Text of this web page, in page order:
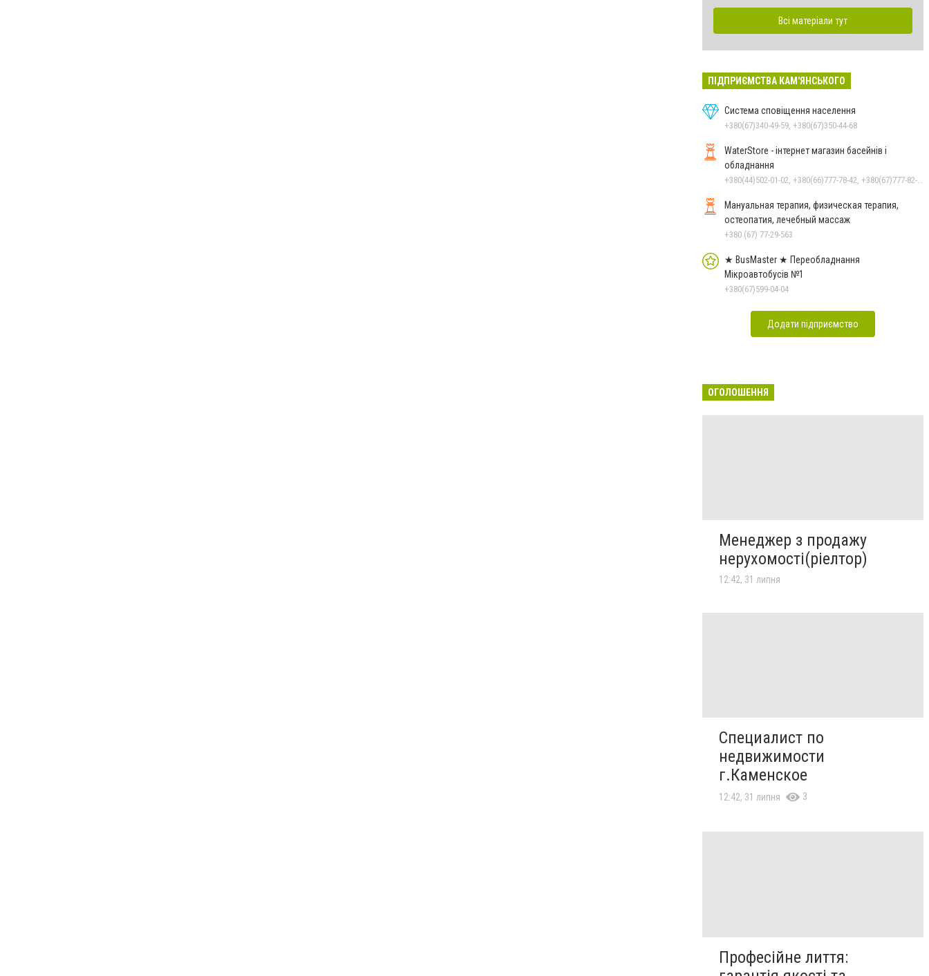
Всі матеріали тут
ПІДПРИЄМСТВА КАМ'ЯНСЬКОГО
Система сповіщення населення
+380(67)340-49-59, +380(67)350-44-68
WaterStore - інтернет магазин басейнів і
обладнання
Мануальная терапия, физическая терапия,
остеопатия, лечебный массаж
+380 (67) 77-29-563
★ BusMaster ★ Переобладнання
Мікроавтобусів №1
+380(67)599-04-04
Додати підприємство
ОГОЛОШЕННЯ
Менеджер з продажу
нерухомості(ріелтор)
12:42, 31 липня
Специалист по
недвижимости
г.Каменское
12:42, 31 липня 3
Професійне лиття: